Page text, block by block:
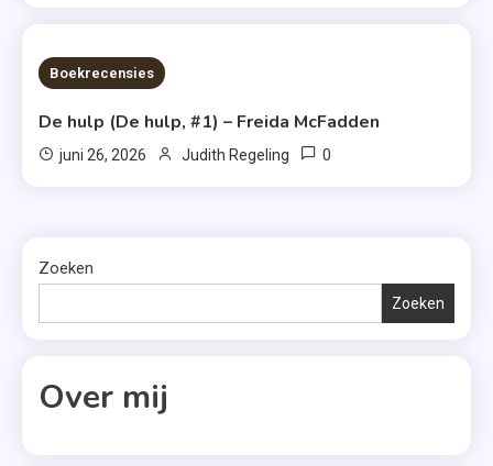
7 MINS READ
Boekrecensies
De hulp (De hulp, #1) – Freida McFadden
juni 26, 2026 Judith Regeling 0
Zoeken
Zoeken
Over mij